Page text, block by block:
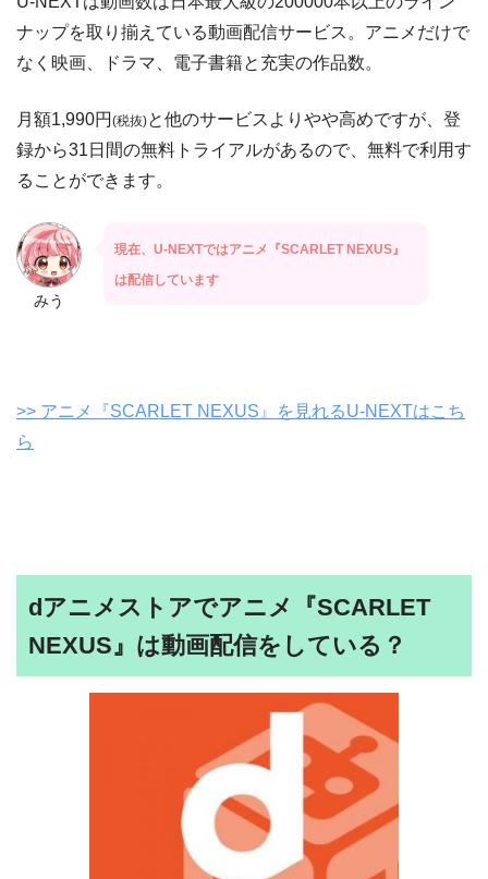
ナップを取り揃えている動画配信サービス。アニメだけで
なく映画、ドラマ、電子書籍と充実の作品数。
月額1,990円 (税抜)と他のサービスよりやや高めですが、登
録から31日間の無料トライアルがあるので、無料で利用す
ることができます。
みう
現在、U-NEXTではアニメ『SCARLET NEXUS』
は配信しています
>> アニメ『SCARLET NEXUS』を見れるU-NEXTはこち
ら
dアニメストアでアニメ『SCARLET
NEXUS』は動画配信をしている？